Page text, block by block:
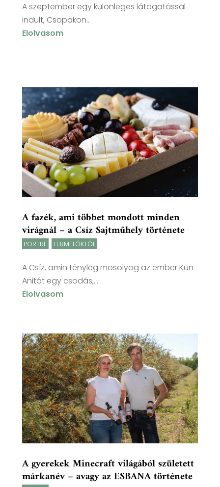
A szeptember egy különleges látogatással
indult, Csopakon...
Elolvasom
A fazék, ami többet mondott minden
virágnál – a Csíz Sajtműhely története
PORTRÉ TERMELŐKTŐL
A Csíz, amin tényleg mosolyog az ember Kun
Anitát egy csodás,...
Elolvasom
A gyerekek Minecraft világából született
márkanév – avagy az ESBANA története